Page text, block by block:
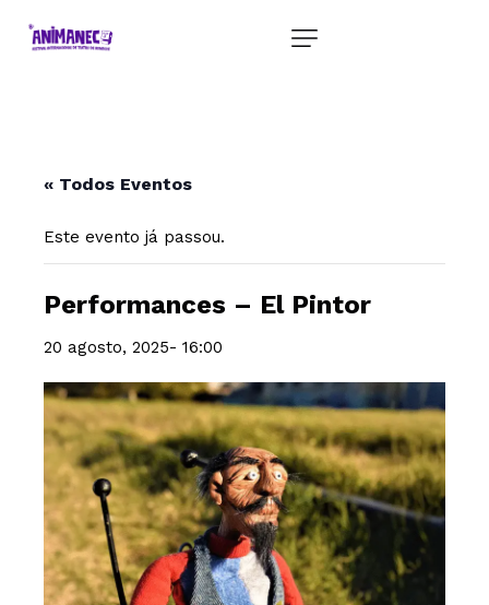
« Todos Eventos
Este evento já passou.
Performances – El Pintor
20 agosto, 2025- 16:00